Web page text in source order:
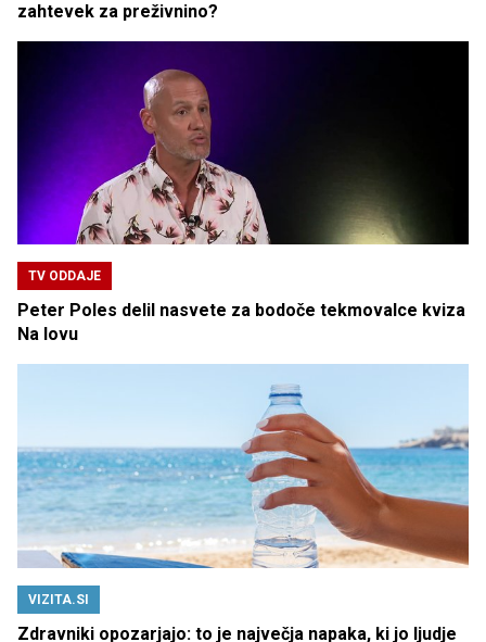
zahtevek za preživnino?
TV ODDAJE
Peter Poles delil nasvete za bodoče tekmovalce kviza
Na lovu
VIZITA.SI
Zdravniki opozarjajo: to je največja napaka, ki jo ljudje